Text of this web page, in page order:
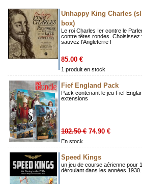
Unhappy King Charles
box)
Le roi Charles Ier contre le
contre têtes rondes. Choisissez
sauvez l'Angleterre !
85.00 €
1 produit en stock
Fief England Pack
Pack contenant le jeu Fief
extensions
102.50 € 74.90 €
En stock
Speed Kings
un jeu de course aérienne pour
déroulant dans les années 1930.